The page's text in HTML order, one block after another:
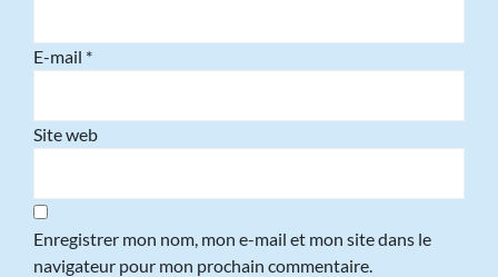
E-mail *
Site web
Enregistrer mon nom, mon e-mail et mon site dans le
navigateur pour mon prochain commentaire.